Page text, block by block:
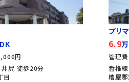
円
尻 徒歩20分
目
プリ
6.9
管理
香椎
糟屋